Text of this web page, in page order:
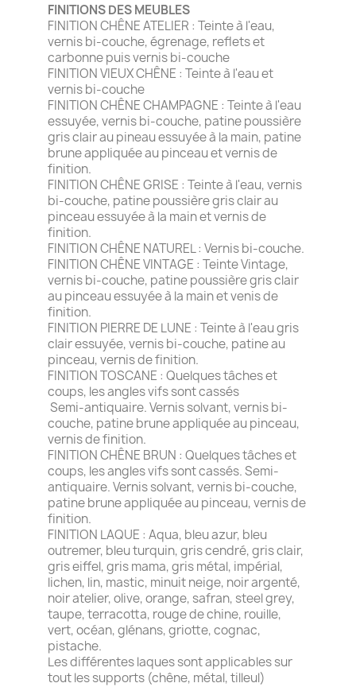
FINITIONS DES MEUBLES
FINITION CHÊNE ATELIER : Teinte à l'eau,
vernis bi-couche, égrenage, reflets et
carbonne puis vernis bi-couche
FINITION VIEUX CHÊNE : Teinte à l'eau et
vernis bi-couche
FINITION CHÊNE CHAMPAGNE : Teinte à l'eau
essuyée, vernis bi-couche, patine poussière
gris clair au pineau essuyée à la main, patine
brune appliquée au pinceau et vernis de
finition.
FINITION CHÊNE GRISE : Teinte à l'eau, vernis
bi-couche, patine poussière gris clair au
pinceau essuyée à la main et vernis de
finition.
FINITION CHÊNE NATUREL : Vernis bi-couche.
FINITION CHÊNE VINTAGE : Teinte Vintage,
vernis bi-couche, patine poussière gris clair
au pinceau essuyée à la main et venis de
finition.
FINITION PIERRE DE LUNE : Teinte à l'eau gris
clair essuyée, vernis bi-couche, patine au
pinceau, vernis de finition.
FINITION TOSCANE : Quelques tâches et
coups, les angles vifs sont cassés
Semi-antiquaire. Vernis solvant, vernis bi-
couche, patine brune appliquée au pinceau,
vernis de finition.
FINITION CHÊNE BRUN : Quelques tâches et
coups, les angles vifs sont cassés. Semi-
antiquaire. Vernis solvant, vernis bi-couche,
patine brune appliquée au pinceau, vernis de
finition.
FINITION LAQUE : Aqua, bleu azur, bleu
outremer, bleu turquin, gris cendré, gris clair,
gris eiffel, gris mama, gris métal, impérial,
lichen, lin, mastic, minuit neige, noir argenté,
noir atelier, olive, orange, safran, steel grey,
taupe, terracotta, rouge de chine, rouille,
vert, océan, glénans, griotte, cognac,
pistache.
Les différentes laques sont applicables sur
tout les supports (chêne, métal, tilleul)